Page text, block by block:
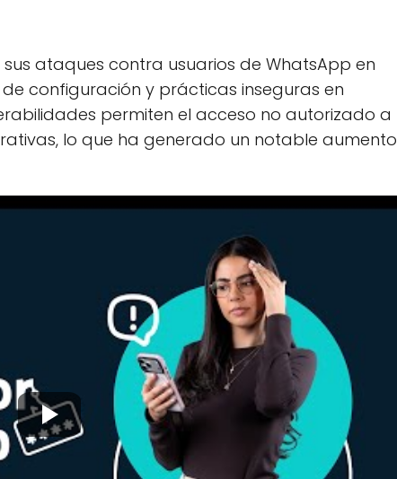
ataques contra usuarios de WhatsApp en
configuración y prácticas inseguras en
permiten el acceso no autorizado a
lo que ha generado un notable aumento